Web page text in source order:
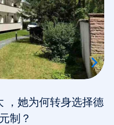
，她为何转身选择德
制？